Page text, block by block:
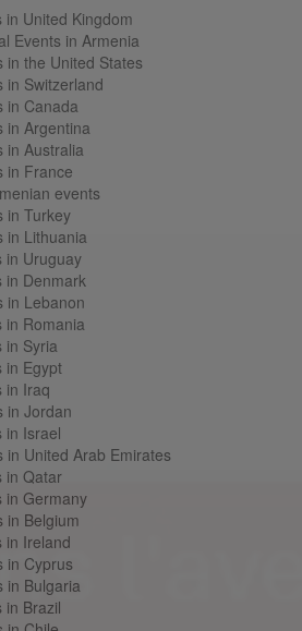
in United Kingdom
Events in Armenia
in the United States
in Switzerland
in Canada
in Argentina
in Australia
in France
events
in Turkey
in Lithuania
in Uruguay
in Denmark
in Lebanon
in Romania
in Syria
in Egypt
in Iraq
in Jordan
in Israel
in United Arab Emirates
in Qatar
in Germany
in Belgium
in Ireland
in Cyprus
in Bulgaria
in Brazil